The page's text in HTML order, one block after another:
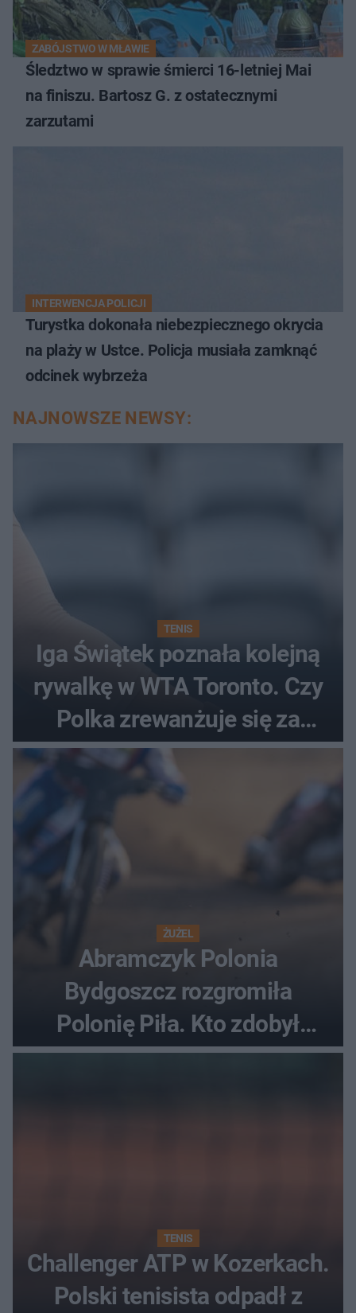
ZABÓJSTWO W MŁAWIE
Śledztwo w sprawie śmierci 16-letniej Mai
na finiszu. Bartosz G. z ostatecznymi
zarzutami
INTERWENCJA POLICJI
Turystka dokonała niebezpiecznego okrycia
na plaży w Ustce. Policja musiała zamknąć
odcinek wybrzeża
NAJNOWSZE NEWSY:
TENIS
Iga Świątek poznała kolejną
rywalkę w WTA Toronto. Czy
Polka zrewanżuje się za
ostatnią porażkę?
ŻUŻEL
Abramczyk Polonia
Bydgoszcz rozgromiła
Polonię Piła. Kto zdobył
najwięcej punktów?
TENIS
Challenger ATP w Kozerkach.
Polski tenisista odpadł z